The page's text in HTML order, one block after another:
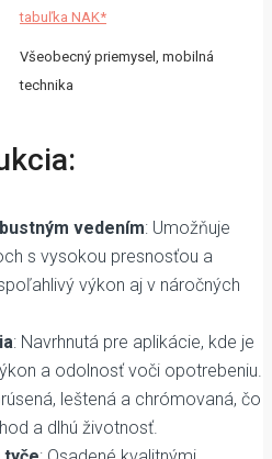
tabuľka NAK*
Všeobecný priemysel, mobilná
technika
vedením: Umožňuje
s vysokou presnosťou a
výkon aj v náročných
: Navrhnutá pre aplikácie, kde je
a odolnosť voči opotrebeniu.
leštená a chrómovaná, čo
a dlhú životnosť.